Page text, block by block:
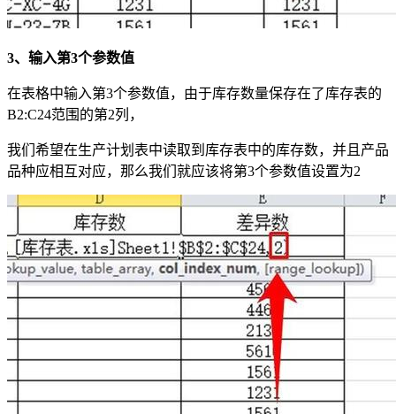
3、输入第3个参数值
在表格中输入第3个参数值，由于库存数量保存在了库存表的
B2:C24范围的第2列，
我们希望在生产计划表中读取到库存表中的库存数，并且产品
品种应相互对应，那么我们就应该将第3个参数值设置为2